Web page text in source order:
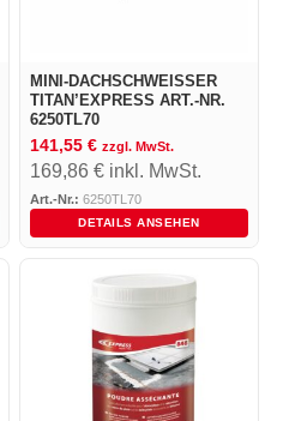
MINI-DACHSCHWEISSER T
ITAN’EXPRESS ART.-NR. 6
250TL70
141,55 € zzgl. MwSt.
169,86 € inkl. MwSt.
Art.-Nr.: 6250TL70
DETAILS ANSEHEN